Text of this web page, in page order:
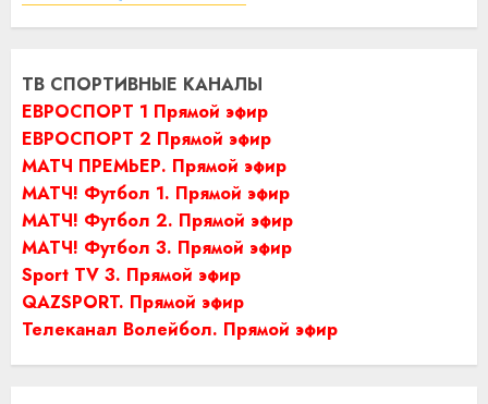
ТВ СПОРТИВНЫЕ КАНАЛЫ
ЕВРОСПОРТ 1 Прямой эфир
ЕВРОСПОРТ 2 Прямой эфир
МАТЧ ПРЕМЬЕР. Прямой эфир
МАТЧ! Футбол 1. Прямой эфир
МАТЧ! Футбол 2. Прямой эфир
МАТЧ! Футбол 3. Прямой эфир
Sport TV 3. Прямой эфир
QAZSPORT. Прямой эфир
Телеканал Волейбол. Прямой эфир